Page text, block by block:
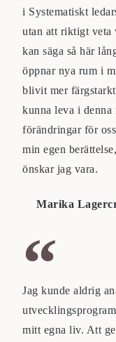
i Systematiskt
utan att riktigt veta
kan säga så här
öppnar nya rum i
blivit mer
kunna leva i denna
förändringar för
min egen
önskar jag vara.
Marika
Jag kunde aldrig
mitt egna liv. Att